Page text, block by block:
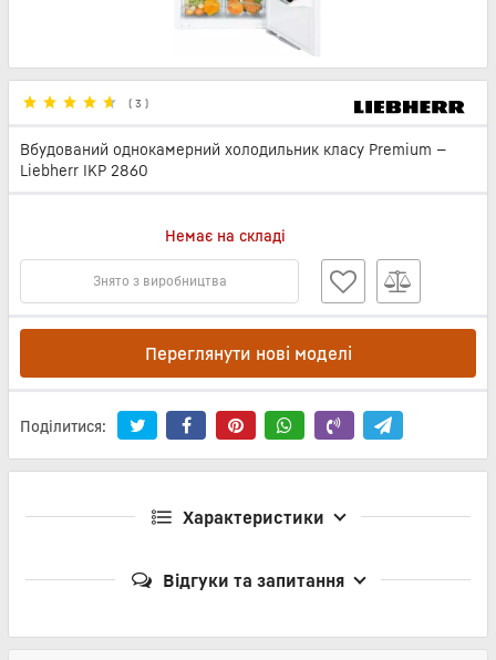
( 3 )
Вбудований однокамерний холодильник класу Premium —
Liebherr IKP 2860
Немає на складі
Знято з виробництва
Переглянути нові моделі
Поділитися:
Характеристики
Відгуки та запитання